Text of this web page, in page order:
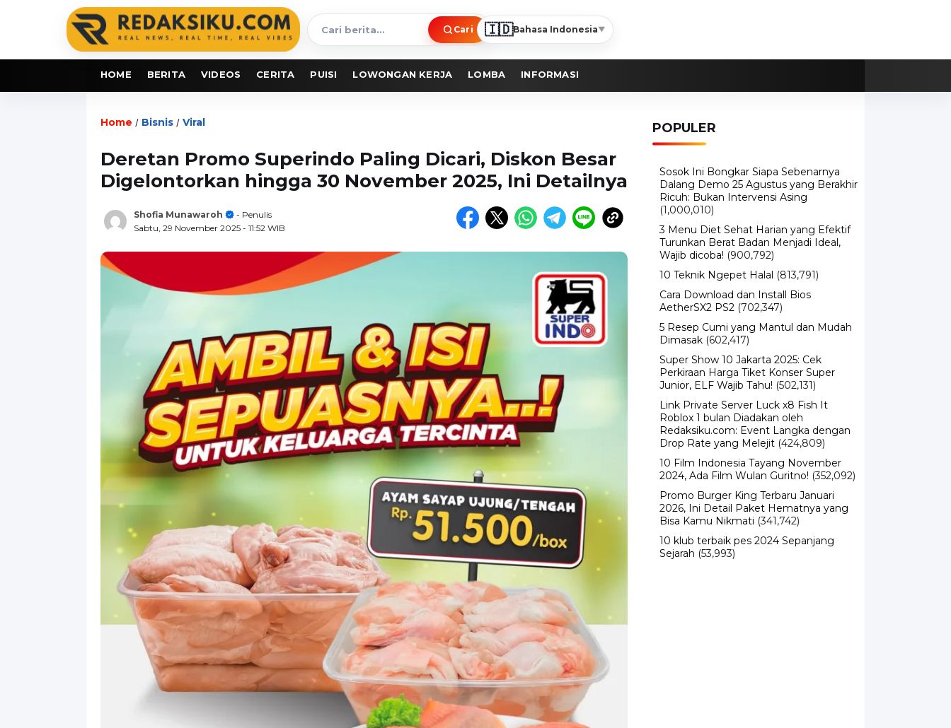
Cari
berita
Cari 🇮🇩Bahasa Indonesia▼
HOME BERITA VIDEOS CERITA PUISI LOWONGAN KERJA LOMBA INFORMASI
Home / Bisnis / Viral
Deretan Promo Superindo Paling Dicari, Diskon Besar
Digelontorkan hingga 30 November 2025, Ini Detailnya
Shofia Munawaroh
- Penulis
Sabtu, 29 November 2025 - 11:52 WIB
POPULER
Sosok Ini Bongkar Siapa Sebenarnya
Dalang Demo 25 Agustus yang Berakhir
Ricuh: Bukan Intervensi Asing
(1,000,010)
3 Menu Diet Sehat Harian yang Efektif
Turunkan Berat Badan Menjadi Ideal,
Wajib dicoba! (900,792)
10 Teknik Ngepet Halal (813,791)
Cara Download dan Install Bios
AetherSX2 PS2 (702,347)
5 Resep Cumi yang Mantul dan Mudah
Dimasak (602,417)
Super Show 10 Jakarta 2025: Cek
Perkiraan Harga Tiket Konser Super
Junior, ELF Wajib Tahu! (502,131)
Link Private Server Luck x8 Fish It
Roblox 1 bulan Diadakan oleh
Redaksiku.com: Event Langka dengan
Drop Rate yang Melejit (424,809)
10 Film Indonesia Tayang November
2024, Ada Film Wulan Guritno! (352,092)
Promo Burger King Terbaru Januari
2026, Ini Detail Paket Hematnya yang
Bisa Kamu Nikmati (341,742)
10 klub terbaik pes 2024 Sepanjang
Sejarah (53,993)